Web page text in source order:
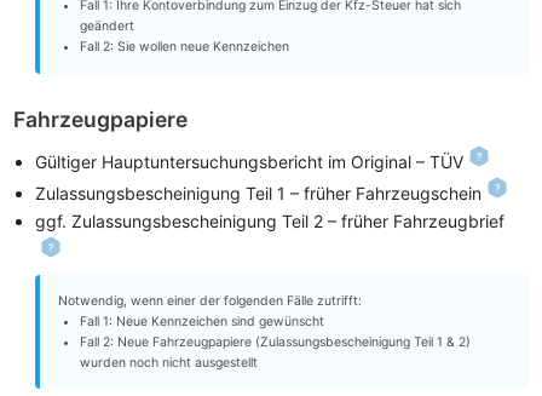
Fall 1: Ihre Kontoverbindung zum Einzug der Kfz-Steuer hat sich
geändert
Fall 2: Sie wollen neue Kennzeichen
Fahrzeugpapiere
Gültiger Hauptuntersuchungsbericht im Original – TÜV
Zulassungsbescheinigung Teil 1 – früher Fahrzeugschein
ggf. Zulassungsbescheinigung Teil 2 – früher Fahrzeugbrief
Notwendig, wenn einer der folgenden Fälle zutrifft:
Fall 1: Neue Kennzeichen sind gewünscht
Fall 2: Neue Fahrzeugpapiere (Zulassungsbescheinigung Teil 1 & 2)
wurden noch nicht ausgestellt